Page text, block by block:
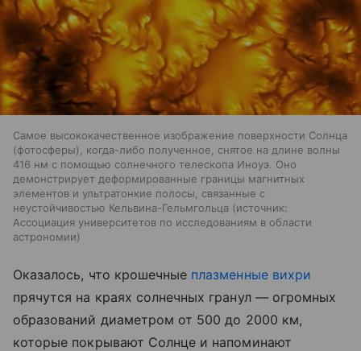
Самое высококачественное изображение поверхности Солнца
(фотосферы), когда-либо полученное, снятое на длине волны
416 нм с помощью солнечного телескопа Иноуэ. Оно
демонстрирует деформированные границы магнитных
элементов и ультратонкие полосы, связанные с
неустойчивостью Кельвина-Гельмгольца
источник:
Ассоциация университетов по исследованиям в области
астрономии
Оказалось, что крошечные плазменные вихри
прячутся на краях солнечных гранул — огромных
образований диаметром от 500 до 2000 км,
которые покрывают Солнце и напоминают